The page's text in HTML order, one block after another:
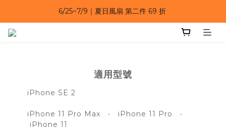
6/25~7/9｜夏日風扇 第二件 69 折
6/25~7/9｜夏日風扇 第二件 69 折
適用型號
iPhone SE 2
iPhone 11 Pro Max ‧ iPhone 11 Pro ‧
iPhone 11